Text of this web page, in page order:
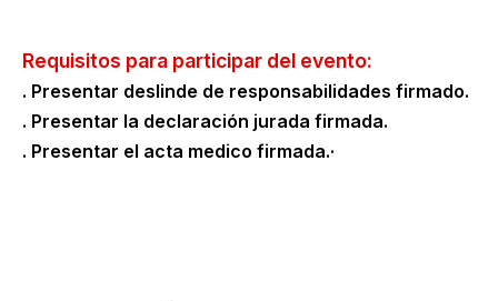
Requisitos para participar del evento:
. Presentar deslinde de responsabilidades firmado.
. Presentar la declaración jurada firmada.
. Presentar el acta medico firmada.·